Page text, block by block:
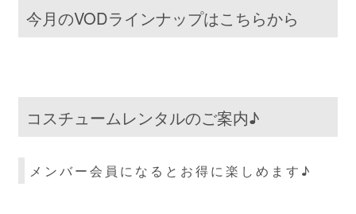
今月のVODラインナップはこちらから
コスチュームレンタルのご案内♪
メンバー会員になるとお得に楽しめます♪